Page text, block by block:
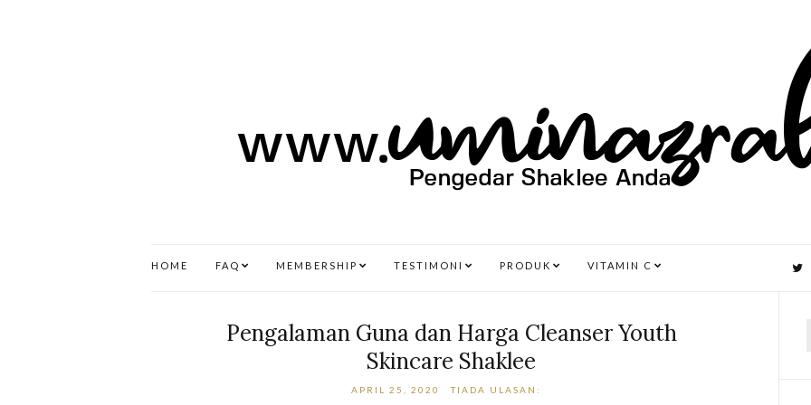
HOME FAQ MEMBERSHIP TESTIMONI PRODUK VITAMIN C
Pengalaman Guna dan Harga Cleanser Youth
Skincare Shaklee
APRIL 25, 2020 TIADA ULASAN: